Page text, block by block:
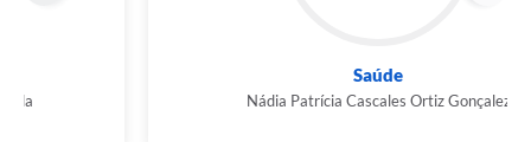
Controle de Endemias
Adriana Nascimento de Oliveira Miranda